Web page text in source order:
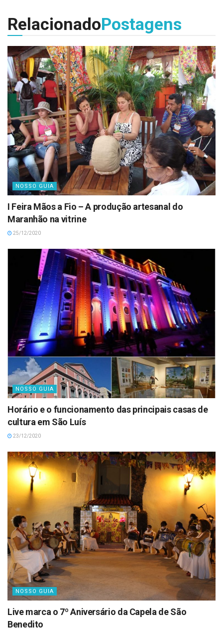
RelacionadoPostagens
NOSSO GUIA
I Feira Mãos a Fio – A produção artesanal do
Maranhão na vitrine
25/12/2020
NOSSO GUIA
Horário e o funcionamento das principais casas de
cultura em São Luís
23/12/2020
NOSSO GUIA
Live marca o 7º Aniversário da Capela de São
Benedito